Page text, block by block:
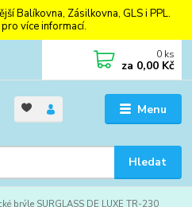
Balíkovna, Zásilkovna, GLS i PPL.
více informací.
Menu
Hledat
0 ks
za 0,00 Kč
brýle SURGLASS DE LUXE TR-230